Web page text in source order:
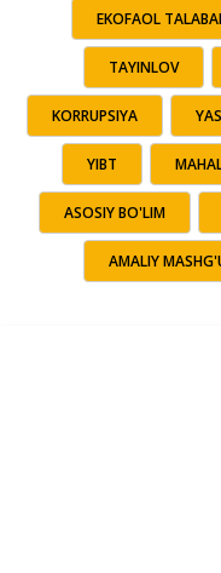
EKOFAOL
TAYINLOV
KORRUPSIYA
YIBT
ASOSIY BO'LIM
AMALIY